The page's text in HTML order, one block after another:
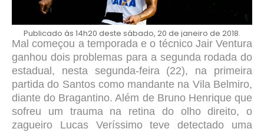
Publicado às 14h20 deste sábado, 20 de janeiro de 2018.
Mal começou a temporada e o técnico Jair Ventura
ganhou dois problemas para a segunda rodada do
estadual, nesta segunda-feira (22), na primeira
partida do Santos como mandante na Vila Belmiro,
diante do Bragantino. Além de Bruno Henrique que
sofreu um trauma na retina do olho direito, o
zagueiro Lucas Veríssimo teve detectado uma